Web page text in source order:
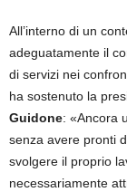
All’interno di un
adeguatamente il
di servizi nei
ha sostenuto la
Guidone: «Ancora
senza avere pronti
svolgere il proprio
necessariamente